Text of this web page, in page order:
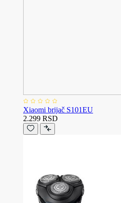
Xiaomi brijač S101EU
2.299 RSD